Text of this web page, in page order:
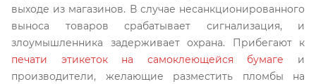
выходе из магазинов. В случае несанкционированного
выноса товаров срабатывает сигнализация, и
злоумышленника задерживает охрана. Прибегают к
печати этикеток на самоклеющейся бумаге и
производители, желающие разместить пломбы на